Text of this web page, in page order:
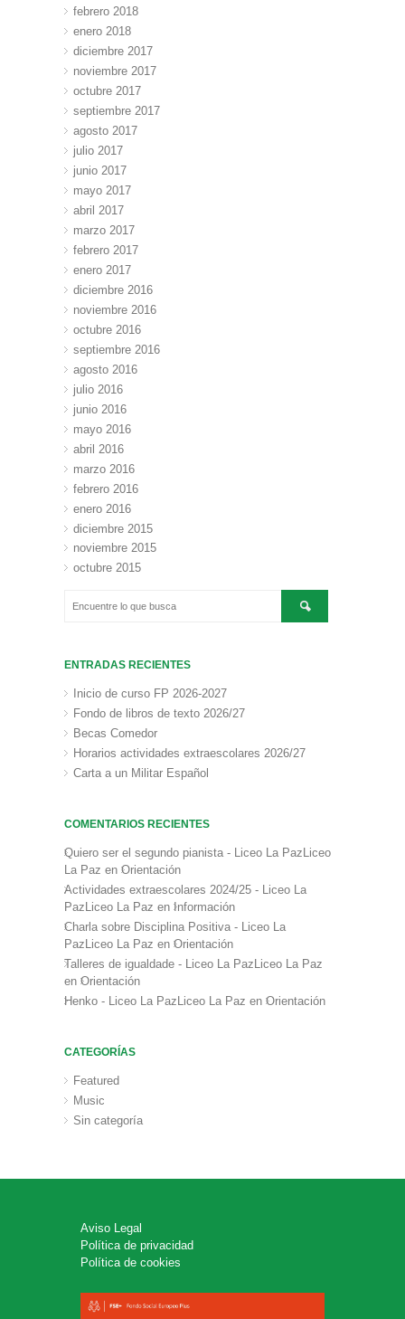
febrero 2018
enero 2018
diciembre 2017
noviembre 2017
octubre 2017
septiembre 2017
agosto 2017
julio 2017
junio 2017
mayo 2017
abril 2017
marzo 2017
febrero 2017
enero 2017
diciembre 2016
noviembre 2016
octubre 2016
septiembre 2016
agosto 2016
julio 2016
junio 2016
mayo 2016
abril 2016
marzo 2016
febrero 2016
enero 2016
diciembre 2015
noviembre 2015
octubre 2015
ENTRADAS RECIENTES
Inicio de curso FP 2026-2027
Fondo de libros de texto 2026/27
Becas Comedor
Horarios actividades extraescolares 2026/27
Carta a un Militar Español
COMENTARIOS RECIENTES
Quiero ser el segundo pianista - Liceo La PazLiceo
La Paz enOrientación
Actividades extraescolares 2024/25 - Liceo La
PazLiceo La Paz enInformación
Charla sobre Disciplina Positiva - Liceo La
PazLiceo La Paz enOrientación
Talleres de igualdade - Liceo La PazLiceo La Paz
enOrientación
Henko - Liceo La PazLiceo La Paz enOrientación
CATEGORÍAS
Featured
Music
Sin categoría
Aviso Legal
Política de privacidad
Política de cookies